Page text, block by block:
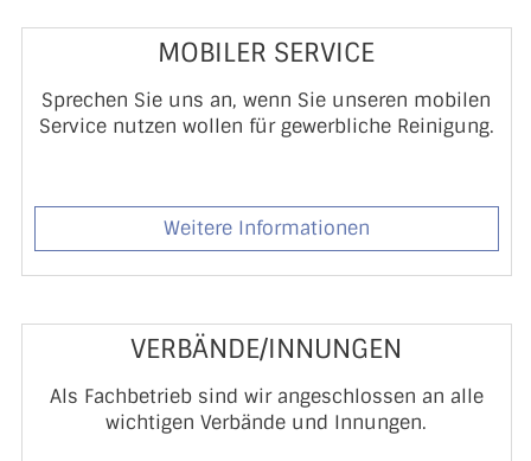
MOBILER SERVICE
Sprechen Sie uns an, wenn Sie unseren mobilen
Service nutzen wollen für gewerbliche Reinigung.
Weitere Informationen
VERBÄNDE/INNUNGEN
Als Fachbetrieb sind wir angeschlossen an alle
wichtigen Verbände und Innungen.